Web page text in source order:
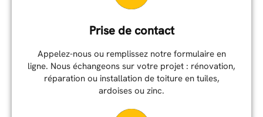
Prise de contact
Appelez-nous ou remplissez notre formulaire en
ligne. Nous échangeons sur votre projet : rénovation,
réparation ou installation de toiture en tuiles,
ardoises ou zinc.